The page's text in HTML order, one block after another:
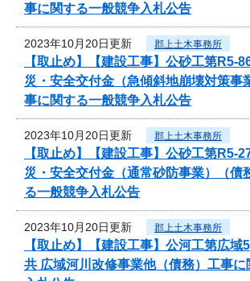
事に関する一般競争入札公告
2023年10月20日更新 郡上土木事務所
【取止め】【建設工事】公砂工第
災・安全交付金（急傾斜地崩壊対策事
事に関する一般競争入札公告
2023年10月20日更新 郡上土木事務所
【取止め】【建設工事】公砂工第
災・安全交付金（通常砂防事業）（債
る一般競争入札公告
2023年10月20日更新 郡上土木事務所
【取止め】【建設工事】公河工第広
共 広域河川改修事業他（債務）工事